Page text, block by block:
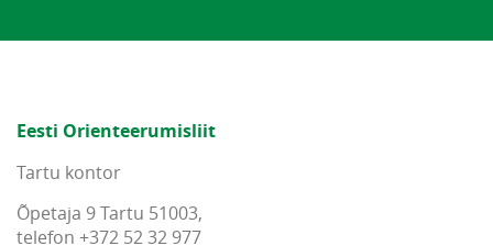
Eesti Orienteerumisliit
Tartu kontor
Õpetaja 9 Tartu 51003,
telefon +372 52 32 977